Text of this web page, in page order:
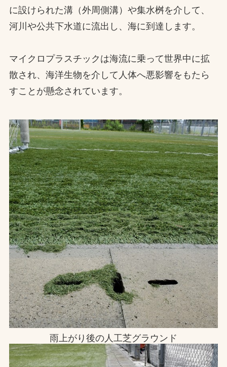
に設けられた溝（外周側溝）や集水桝を介して、
河川や公共下水道に流出し、海に到達します。
マイクロプラスチックは海流に乗って世界中に拡
散され、海洋生物を介して人体へ悪影響をもたら
すことが懸念されています。
雨上がり後の人工芝グラウンド